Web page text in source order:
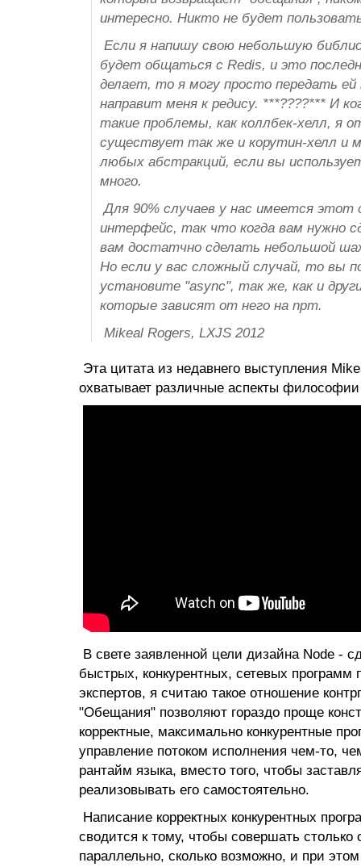
интересно. Никто не будет
Если я напишу свою небольшую
будет общаться с Redis, и это
делает, то я могу просто передать ей
направит меня к редису. ***????*** И
такие проблемы, как коллбек-хелл, я
существует так же и корутин-хелл и
любых абстракций, если вы
много.
Для 90% случаев у нас имеется этот
интерфейс, так что когда вам нужно
вам достатчно сделать небольшой
Но если у вас сложный случай, то вы
установите "async", так же, как и
которые зависят от него на npm.
Mikeal Rogers, LXJS 2012
Эта цитата из недавнего выступления
охватывает различные аспекты
В свете заявленной цели дизайна Node -
быстрых, конкурентных, сетевых программ
экспертов, я считаю такое отношение
"Обещания" позволяют гораздо проще
корректные, максимально конкурентные
управление потоком исполнения чем-то,
рантайм языка, вместо того, чтобы
реализовывать его самостоятельно.
Написание корректных конкурентных
сводится к тому, чтобы совершать столько
параллельно, сколько возможно, и при